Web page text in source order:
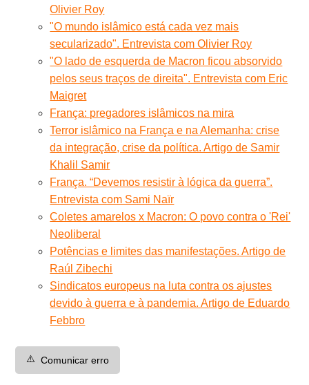
Olivier Roy
"O mundo islâmico está cada vez mais
secularizado". Entrevista com Olivier Roy
"O lado de esquerda de Macron ficou absorvido
pelos seus traços de direita". Entrevista com Eric
Maigret
França: pregadores islâmicos na mira
Terror islâmico na França e na Alemanha: crise
da integração, crise da política. Artigo de Samir
Khalil Samir
França. “Devemos resistir à lógica da guerra”.
Entrevista com Sami Naïr
Coletes amarelos x Macron: O povo contra o 'Rei'
Neoliberal
Potências e limites das manifestações. Artigo de
Raúl Zibechi
Sindicatos europeus na luta contra os ajustes
devido à guerra e à pandemia. Artigo de Eduardo
Febbro
⚠️ Comunicar erro